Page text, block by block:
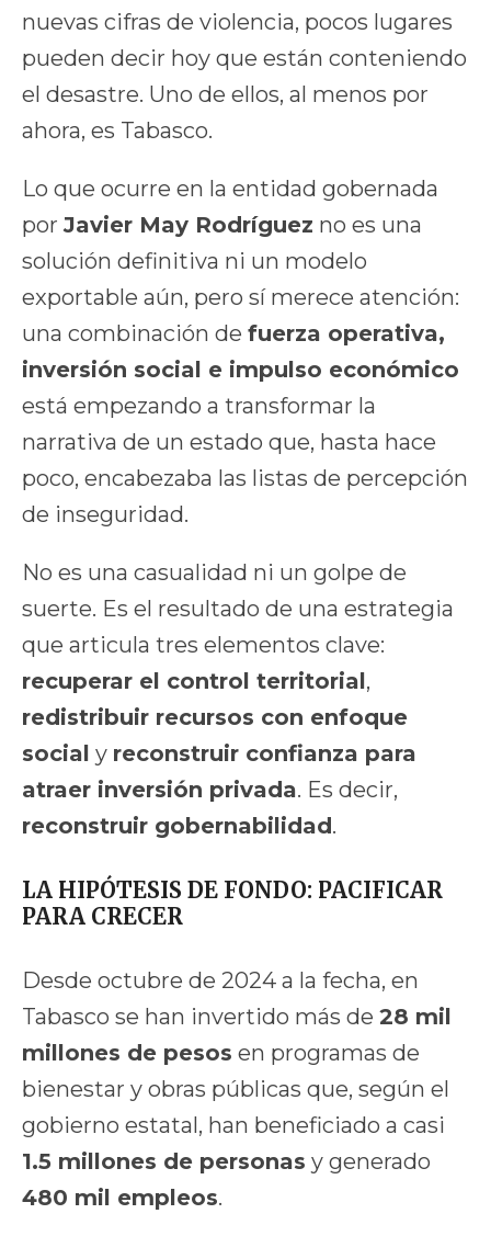
nuevas cifras de violencia, pocos lugares
pueden decir hoy que están conteniendo
el desastre. Uno de ellos, al menos por
ahora, es Tabasco.
Lo que ocurre en la entidad gobernada
por Javier May Rodríguez no es una
solución definitiva ni un modelo
exportable aún, pero sí merece atención:
una combinación de fuerza operativa,
inversión social e impulso económico
está empezando a transformar la
narrativa de un estado que, hasta hace
poco, encabezaba las listas de percepción
de inseguridad.
No es una casualidad ni un golpe de
suerte. Es el resultado de una estrategia
que articula tres elementos clave:
recuperar el control territorial,
redistribuir recursos con enfoque
social y reconstruir confianza para
atraer inversión privada. Es decir,
reconstruir gobernabilidad.
LA HIPÓTESIS DE FONDO: PACIFICAR
PARA CRECER
Desde octubre de 2024 a la fecha, en
Tabasco se han invertido más de 28 mil
millones de pesos en programas de
bienestar y obras públicas que, según el
gobierno estatal, han beneficiado a casi
1.5 millones de personas y generado
480 mil empleos.